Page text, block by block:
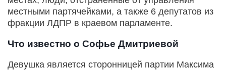
местными партячейками, а также 6 депутатов из
фракции ЛДПР в краевом парламенте.
Что известно о Софье Дмитриевой
Девушка является сторонницей партии Максима